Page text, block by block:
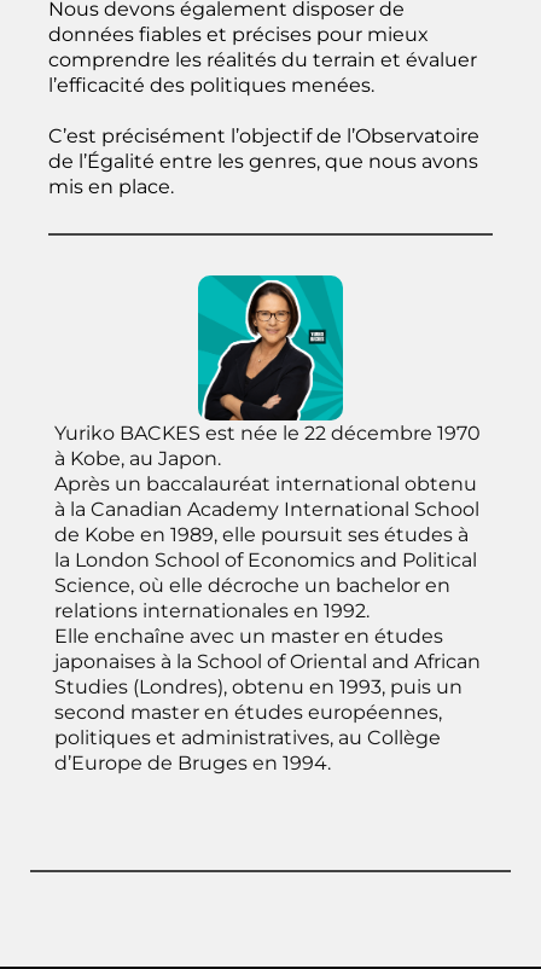
Nous devons également disposer de
données fiables et précises pour mieux
comprendre les réalités du terrain et évaluer
l’efficacité des politiques menées.
C’est précisément l’objectif de l’Observatoire
de l’Égalité entre les genres, que nous avons
mis en place.
Yuriko BACKES est née le 22 décembre 1970
à Kobe, au Japon.
Après un baccalauréat international obtenu
à la Canadian Academy International School
de Kobe en 1989, elle poursuit ses études à
la London School of Economics and Political
Science, où elle décroche un bachelor en
relations internationales en 1992.
Elle enchaîne avec un master en études
japonaises à la School of Oriental and African
Studies (Londres), obtenu en 1993, puis un
second master en études européennes,
politiques et administratives, au Collège
d’Europe de Bruges en 1994.